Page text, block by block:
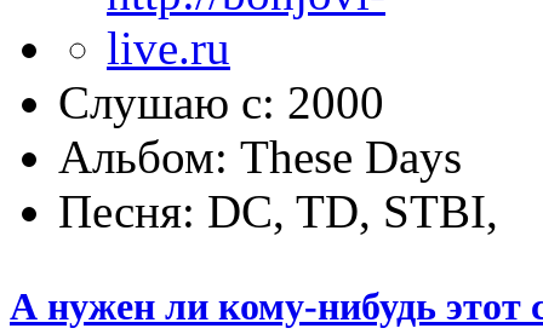
Слушаю с: 2000
Альбом: These Days
Песня: DC, TD, STBI,
А нужен ли кому-нибудь этот